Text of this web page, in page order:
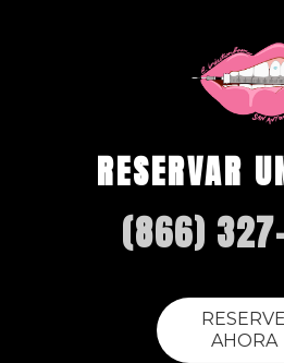
RESERVAR
(866)
RESERVE
AHORA